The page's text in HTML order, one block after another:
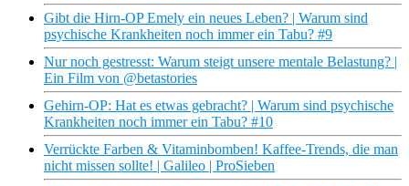
Gibt die Hirn-OP Emely ein neues Leben? | Warum sind
psychische Krankheiten noch immer ein Tabu? #9
Nur noch gestresst: Warum steigt unsere mentale Belastung? |
Ein Film von @betastories
Gehirn-OP: Hat es etwas gebracht? | Warum sind psychische
Krankheiten noch immer ein Tabu? #10
Verrückte Farben & Vitaminbomben! Kaffee-Trends, die man
nicht missen sollte! | Galileo | ProSieben